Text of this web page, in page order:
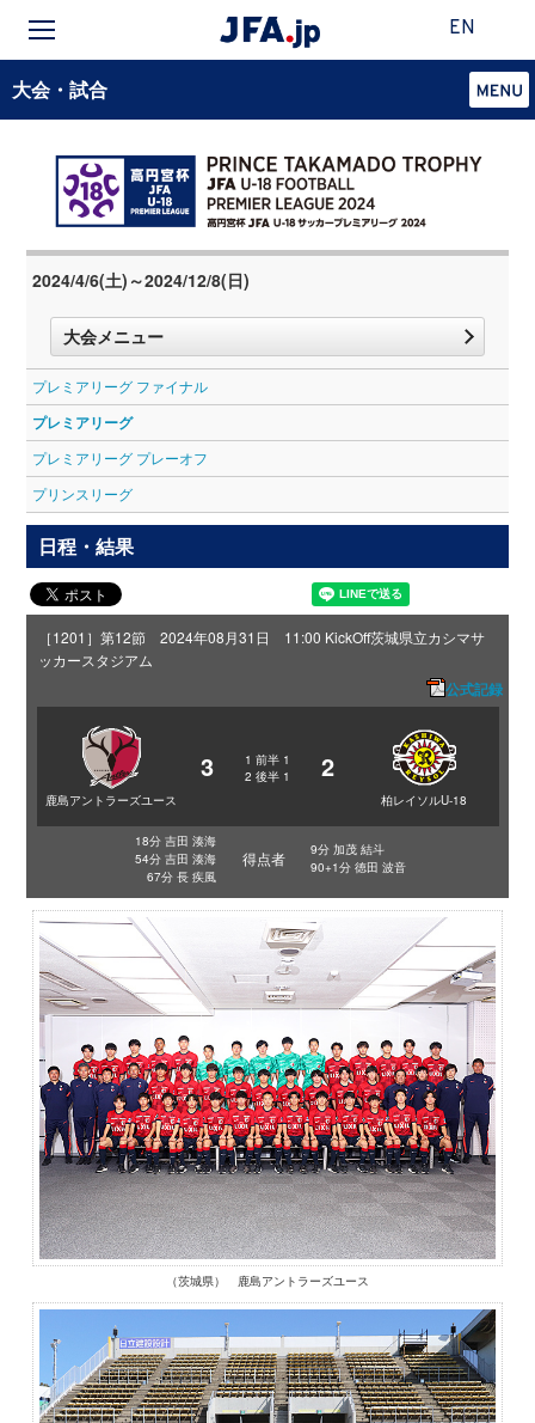
EN
大会・試合
2024/4/6(土)～2024/12/8(日)
大会メニュー
プレミアリーグ ファイナル
プレミアリーグ
プレミアリーグ プレーオフ
プリンスリーグ
日程・結果
［1201］第12節 2024年08月31日 11:00 KickOff茨城県立カシマサ
ッカースタジアム
公式記録
鹿島アントラーズユース
3 1 前半 1
2 後半 1 2
柏レイソルU-18
18分 吉田 湊海
54分 吉田 湊海
67分 長 疾風
得点者
9分 加茂 結斗
90+1分 徳田 波音
（茨城県） 鹿島アントラーズユース